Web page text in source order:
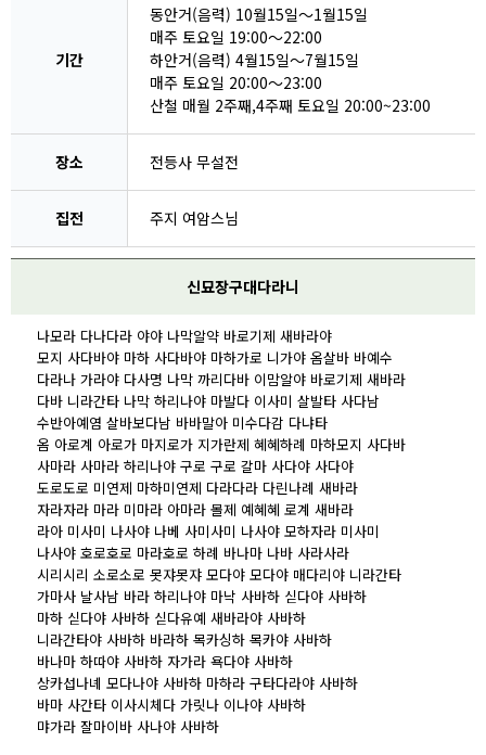
기간
동안거(음력) 10월15일～1월15일
매주 토요일 19:00～22:00
하안거(음력) 4월15일～7월15일
매주 토요일 20:00～23:00
산철 매월 2주째,4주째 토요일 20:00~23:00
장소 전등사 무설전
집전 주지 여암스님
신묘장구대다라니
나모라 다나다라 야야 나막알약 바로기제 새바라야
모지 사다바야 마하 사다바야 마하가로 니가야 옴살바 바예수
다라나 가라야 다사명 나막 까리다바 이맘알야 바로기제 새바라
다바 니라간타 나막 하리나야 마발다 이사미 살발타 사다남
수반아예염 살바보다남 바바말아 미수다감 다냐타
옴 아로계 아로가 마지로가 지가란제 혜혜하례 마하모지 사다바
사마라 사마라 하리나야 구로 구로 갈마 사다야 사다야
도로도로 미연제 마하미연제 다라다라 다린나례 새바라
자라자라 마라 미마라 아마라 몰제 예혜혜 로계 새바라
라아 미사미 나사야 나베 사미사미 나사야 모하자라 미사미
나사야 호로호로 마라호로 하례 바나마 나바 사라사라
시리시리 소로소로 못쟈못쟈 모다야 모다야 매다리야 니라간타
가마사 날사남 바라 하리나야 마낙 사바하 싣다야 사바하
마하 싣다야 사바하 싣다유예 새바라야 사바하
니라간타야 사바하 바라하 목카싱하 목카야 사바하
바나마 하따야 사바하 자가라 욕다야 사바하
상카섭나녜 모다나야 사바하 마하라 구타다라야 사바하
바마 사간타 이사시체다 가릿나 이나야 사바하
먀가라 잘마이바 사나야 사바하